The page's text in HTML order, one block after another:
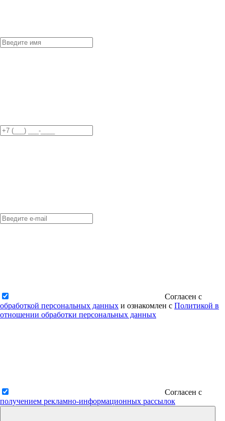
Согласен с
обработкой персональных данных и ознакомлен с Политикой в
отношении обработки персональных данных
Согласен с
получением рекламно-информационных рассылок